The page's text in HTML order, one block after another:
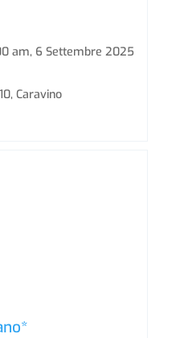
am, 6 Settembre 2025
Caravino